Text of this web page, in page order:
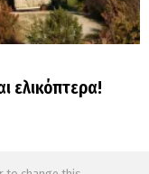
ελικόπτερα!